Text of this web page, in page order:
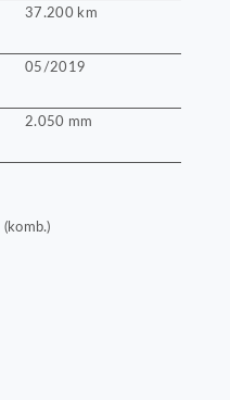
37.200 km
05/2019
2.050 mm